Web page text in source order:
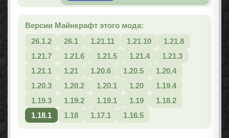
Версии Майнкрафт этого мода:
26.1.2
26.1 1.21.11 1.21.10
1.21.8
1.21.7
1.21.6 1.21.5 1.21.4
1.21.3
1.21.1
1.21 1.20.6 1.20.5
1.20.4
1.20.3
1.20.2 1.20.1 1.20
1.19.4
1.19.3
1.19.2 1.19.1 1.19
1.18.2
1.18.1
1.18 1.17.1 1.16.5